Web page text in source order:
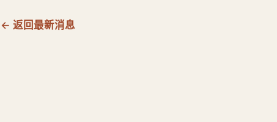
← 返回最新消息